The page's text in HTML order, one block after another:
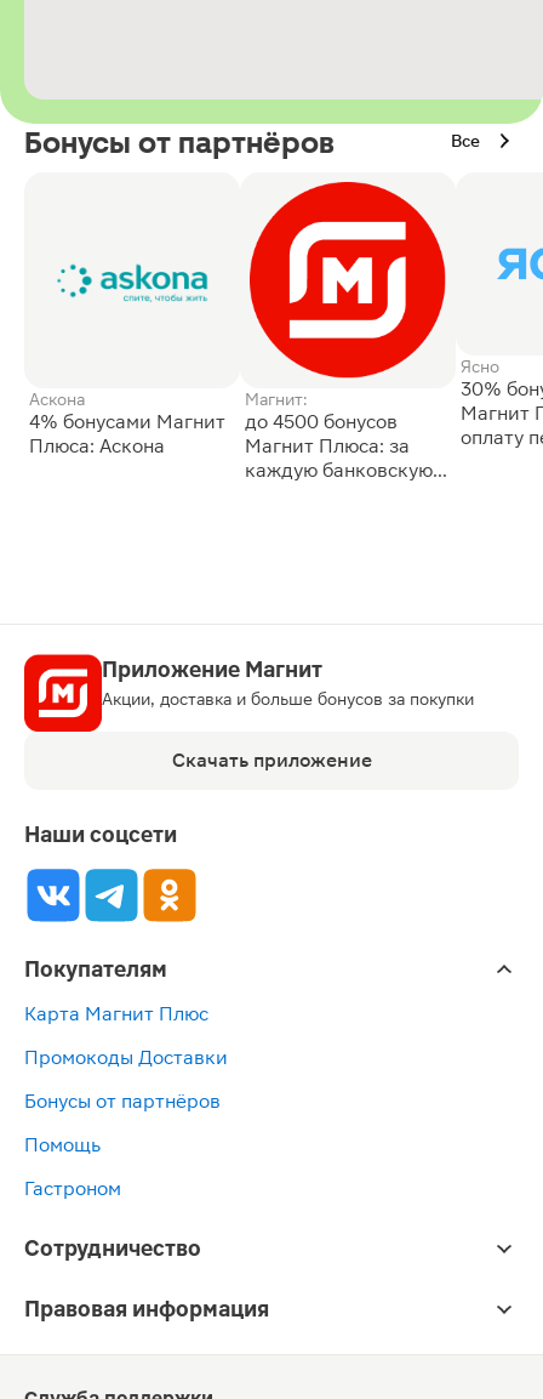
Бонусы от партнёров Все
Аскона
4% бонусами Магнит
Плюса: Аскона
Магнит:
до 4500 бонусов
Магнит Плюса: за
каждую банковскую
Ясно
30%
Магнит
оплату
Приложение Магнит
Акции, доставка и больше бонусов за покупки
Скачать приложение
Наши соцсети
Покупателям
Карта Магнит Плюс
Промокоды Доставки
Бонусы от партнёров
Помощь
Гастроном
Сотрудничество
Правовая информация